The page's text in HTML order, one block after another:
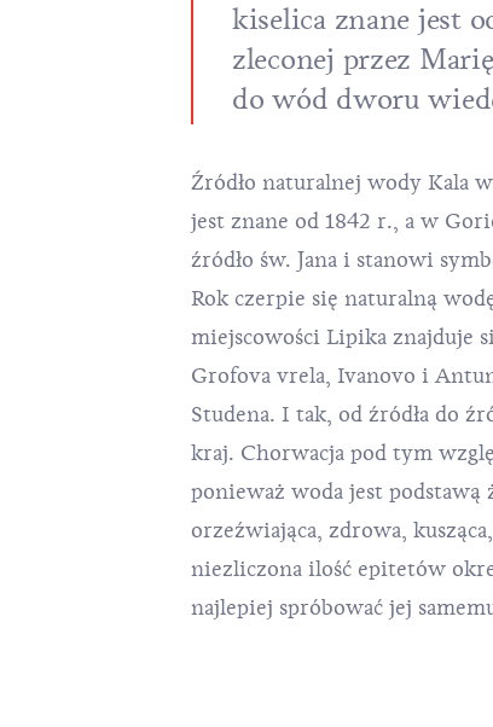
kiselica znane jest
zleconej przez Marię
do wód dworu
Źródło naturalnej wody Kala
jest znane od 1842 r., a w
źródło św. Jana i stanowi
Rok czerpie się naturalną
miejscowości Lipika znajduje
Grofova vrela, Ivanovo i
Studena. I tak, od źródła do
kraj. Chorwacja pod tym
ponieważ woda jest podstawą
orzeźwiająca, zdrowa,
niezliczona ilość epitetów
najlepiej spróbować jej